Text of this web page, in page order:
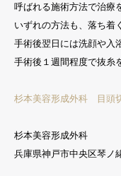
呼ばれる施術方法で治療
いずれの方法も、落ち着
手術後翌日には洗顔や入
手術後１週間程度で抜糸
杉本美容形成外科 目頭
杉本美容形成外科
兵庫県神戸市中央区琴ノ